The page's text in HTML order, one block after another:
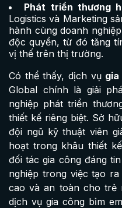
Phát triển thương
Logistics và Marketing
hành cùng doanh
độc quyền, từ đó tăng
vị thế trên thị trường.
Có thể thấy, dịch vụ
Global chính là giải
nghiệp phát triển
thiết kế riêng biệt. Sở
đội ngũ kỹ thuật viên
hoạt trong khâu thiết
đối tác gia công đáng
nghiệp trong việc tạo
cao và an toàn cho trẻ
dịch vụ gia công bỉm